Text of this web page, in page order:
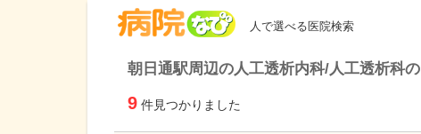
人で選べる医院検索
朝日通駅周辺の人工透析内科/人工透析科の
9 件見つかりました